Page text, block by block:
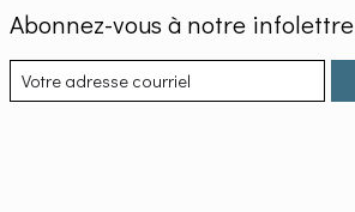
Abonnez-vous à notre infolettre